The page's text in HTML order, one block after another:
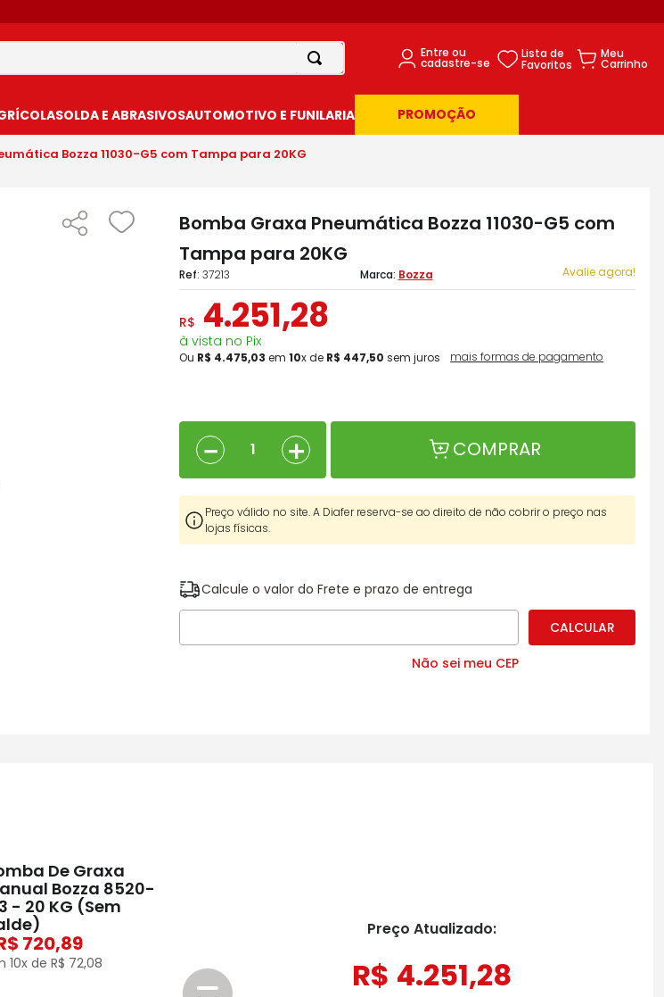
SOLDA E ABRASIVOSAUTOMOTIVO E FUNILARIA PROMOÇÃO
Bozza 11030-G5 com Tampa para 20KG
Bomba Graxa Pneumática Bozza 11030-G5 com
Tampa para 20KG
: 37213 Bozza Avalie agora!
R$ 4.251,28
à vista no Pix
Ou R$ 4.475,03 em 10x de R$ 447,50 sem juros mais formas de pagamento
＋
－ COMPRAR
Preço válido no site. A Diafer reserva-se ao direito de não cobrir o preço nas
lojas físicas.
Calcule o valor do Frete e prazo de entrega
Não sei meu CEP
De Graxa
Bozza 8520-
- 20 KG (Sem
720,89
10x deR$ 72,08
Preço Atualizado:
R$ 4.251,28